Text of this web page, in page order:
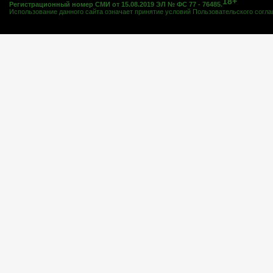
Регистрационный номер СМИ от 15.08.2019 ЭЛ № ФС 77 - 76485.
Использование данного сайта означает принятие условий Пользовательского